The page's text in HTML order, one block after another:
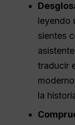
leyendo
sientes
traducir
la